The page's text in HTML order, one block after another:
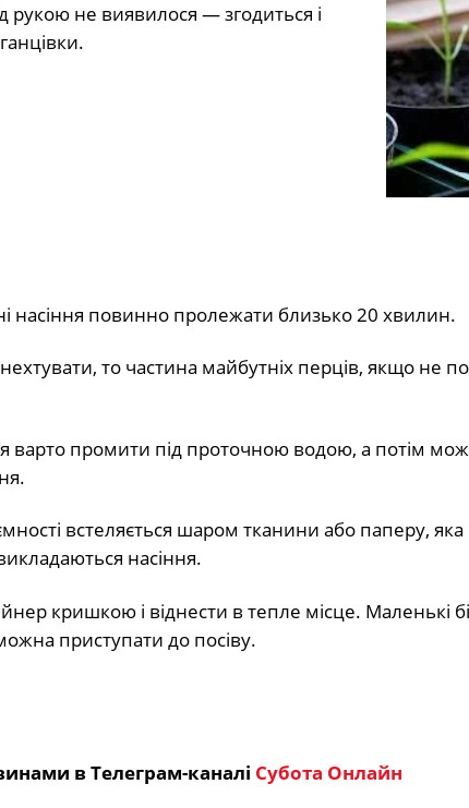
рукою не виявилося — згодиться і
насіння повинно пролежати близько 20 хвилин.
то частина майбутніх перців, якщо не
варто промити під проточною водою, а потім
встеляється шаром тканини або паперу,
насіння.
кришкою і віднести в тепле місце. Маленькі
приступати до посіву.
в Телеграм-каналі Субота Онлайн